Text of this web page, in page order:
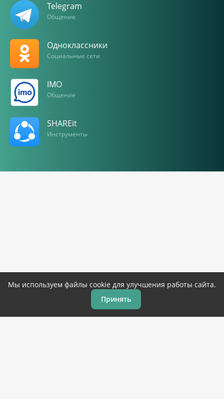
Telegram
Общение
Одноклассники
Социальные сети
IMO
Общение
SHAREit
Инструменты
Программы
Мы используем файлы cookie для улучшения работы сайта.
Принять